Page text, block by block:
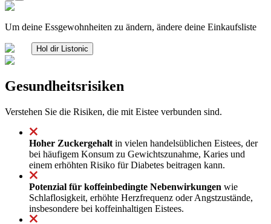
Um deine Essgewohnheiten zu ändern, ändere deine Einkaufsliste
Hol dir Listonic
Gesundheitsrisiken
Verstehen Sie die Risiken, die mit Eistee verbunden sind.
Hoher Zuckergehalt in vielen handelsüblichen Eistees, der
bei häufigem Konsum zu Gewichtszunahme, Karies und
einem erhöhten Risiko für Diabetes beitragen kann.
Potenzial für koffeinbedingte Nebenwirkungen wie
Schlaflosigkeit, erhöhte Herzfrequenz oder Angstzustände,
insbesondere bei koffeinhaltigen Eistees.